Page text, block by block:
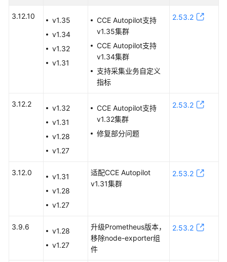
公
公
告
布
3.12.10
v1.35
v1.34
v1.32
v1.31
CCE Autopilot支持
v1.35集群
CCE Autopilot支持
v1.34集群
支持采集业务自定义
指标
2.53.2
3.12.2
v1.32
v1.31
v1.28
v1.27
CCE Autopilot支持
v1.32集群
修复部分问题
2.53.2
3.12.0
v1.31
v1.28
v1.27
适配CCE Autopilot
v1.31集群
2.53.2
3.9.6
v1.28
v1.27
升级Prometheus版本，
移除node-exporter组
件
2.53.2